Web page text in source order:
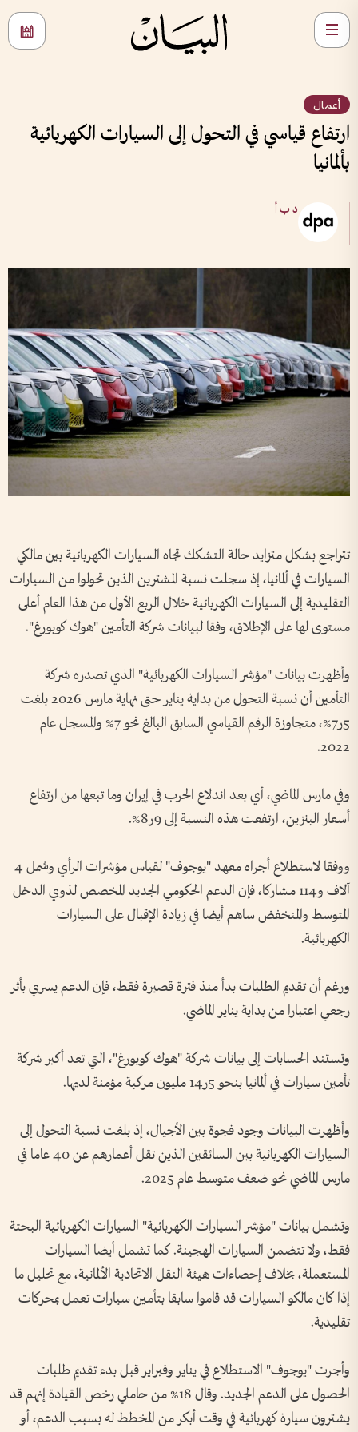
أعمال
ارتفاع قياسي في التحول إلى السيارات الكهربائية
بألمانيا
د ب أ
تتراجع بشكل متزايد حالة التشكك تجاه السيارات الكهربائية بين مالكي
السيارات في ألمانيا، إذ سجلت نسبة المشترين الذين تحولوا من السيارات
التقليدية إلى السيارات الكهربائية خلال الربع الأول من هذا العام أعلى
مستوى لها على الإطلاق، وفقا لبيانات شركة التأمين "هوك كوبورغ".
وأظهرت بيانات "مؤشر السيارات الكهربائية" الذي تصدره شركة
التأمين أن نسبة التحول من بداية يناير حتى نهاية مارس 2026 بلغت
5ر7%، متجاوزة الرقم القياسي السابق البالغ نحو 7% والمسجل عام
2022.
وفي مارس الماضي، أي بعد اندلاع الحرب في إيران وما تبعها من ارتفاع
أسعار البنزين، ارتفعت هذه النسبة إلى 9ر8%.
ووفقا لاستطلاع أجراه معهد "يوجوف" لقياس مؤشرات الرأي وشمل 4
آلاف و114 مشاركا، فإن الدعم الحكومي الجديد المخصص لذوي الدخل
المتوسط والمنخفض ساهم أيضا في زيادة الإقبال على السيارات
الكهربائية.
ورغم أن تقديم الطلبات بدأ منذ فترة قصيرة فقط، فإن الدعم يسري بأثر
رجعي اعتبارا من بداية يناير الماضي.
وتستند الحسابات إلى بيانات شركة "هوك كوبورغ"، التي تعد أكبر شركة
تأمين سيارات في ألمانيا بنحو 5ر14 مليون مركبة مؤمنة لديها.
وأظهرت البيانات وجود فجوة بين الأجيال، إذ بلغت نسبة التحول إلى
السيارات الكهربائية بين السائقين الذين تقل أعمارهم عن 40 عاما في
مارس الماضي نحو ضعف متوسط عام 2025.
وتشمل بيانات "مؤشر السيارات الكهربائية" السيارات الكهربائية البحتة
فقط، ولا تتضمن السيارات الهجينة. كما تشمل أيضا السيارات
المستعملة، بخلاف إحصاءات هيئة النقل الاتحادية الألمانية، مع تحليل ما
إذا كان مالكو السيارات قد قاموا سابقا بتأمين سيارات تعمل بمحركات
تقليدية.
وأجرت "يوجوف" الاستطلاع في يناير وفبراير قبل بدء تقديم طلبات
الحصول على الدعم الجديد. وقال 18% من حاملي رخص القيادة إنهم قد
يشترون سيارة كهربائية في وقت أبكر من المخطط له بسبب الدعم، أو